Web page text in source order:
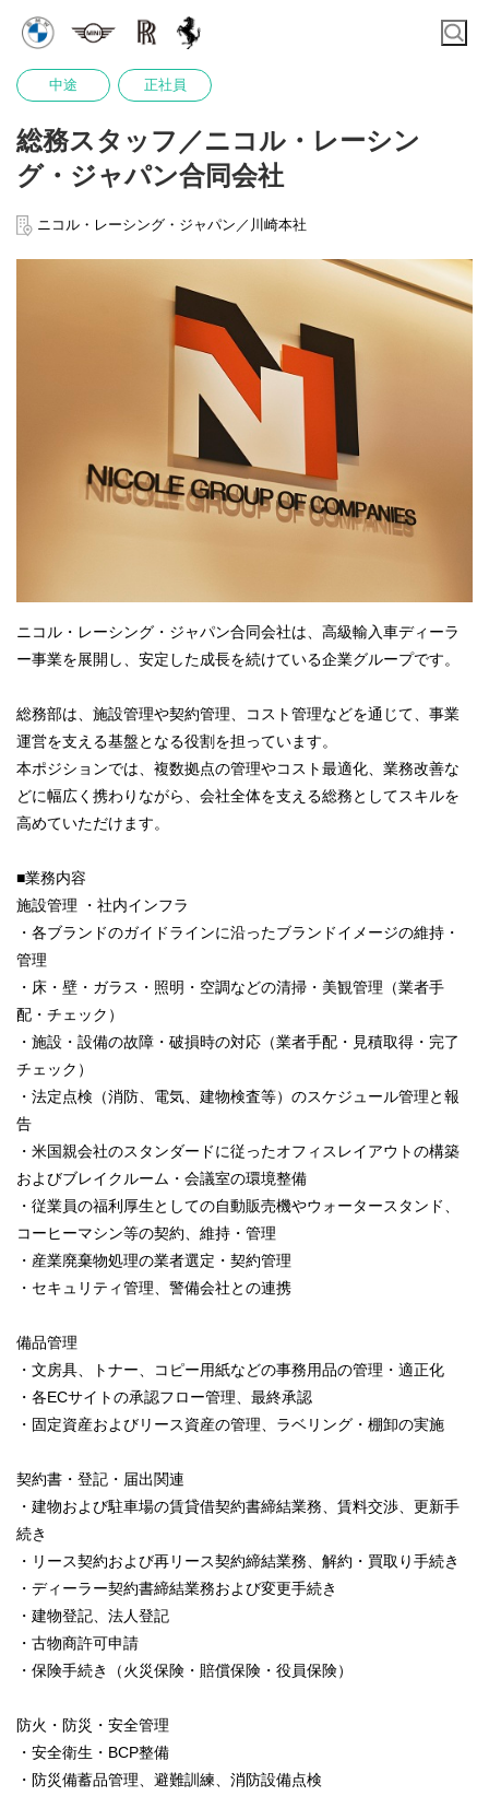
中途 正社員
総務スタッフ／ニコル・レーシン
グ・ジャパン合同会社
ニコル・レーシング・ジャパン／川崎本社
ニコル・レーシング・ジャパン合同会社は、高級輸入車ディーラ
ー事業を展開し、安定した成長を続けている企業グループです。
総務部は、施設管理や契約管理、コスト管理などを通じて、事業
運営を支える基盤となる役割を担っています。
本ポジションでは、複数拠点の管理やコスト最適化、業務改善な
どに幅広く携わりながら、会社全体を支える総務としてスキルを
高めていただけます。
■業務内容
施設管理 ・社内インフラ
・各ブランドのガイドラインに沿ったブランドイメージの維持・
管理
・床・壁・ガラス・照明・空調などの清掃・美観管理（業者手
配・チェック）
・施設・設備の故障・破損時の対応（業者手配・見積取得・完了
チェック）
・法定点検（消防、電気、建物検査等）のスケジュール管理と報
告
・米国親会社のスタンダードに従ったオフィスレイアウトの構築
およびブレイクルーム・会議室の環境整備
・従業員の福利厚生としての自動販売機やウォータースタンド、
コーヒーマシン等の契約、維持・管理
・産業廃棄物処理の業者選定・契約管理
・セキュリティ管理、警備会社との連携
備品管理
・文房具、トナー、コピー用紙などの事務用品の管理・適正化
・各ECサイトの承認フロー管理、最終承認
・固定資産およびリース資産の管理、ラベリング・棚卸の実施
契約書・登記・届出関連
・建物および駐車場の賃貸借契約書締結業務、賃料交渉、更新手
続き
・リース契約および再リース契約締結業務、解約・買取り手続き
・ディーラー契約書締結業務および変更手続き
・建物登記、法人登記
・古物商許可申請
・保険手続き（火災保険・賠償保険・役員保険）
防火・防災・安全管理
・安全衛生・BCP整備
・防災備蓄品管理、避難訓練、消防設備点検